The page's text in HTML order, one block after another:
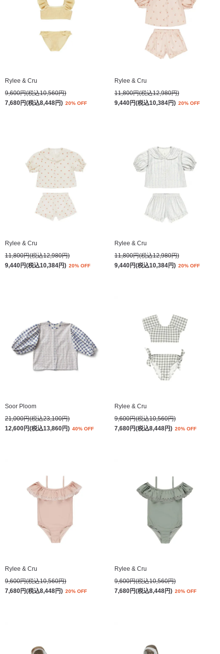
Rylee & Cru
9,600円(税込10,560円)
7,680円(税込8,448円) 20% OFF
Rylee & Cru
11,800円(税込12,980円)
9,440円(税込10,384円) 20% OFF
Rylee & Cru
11,800円(税込12,980円)
9,440円(税込10,384円) 20% OFF
Rylee & Cru
11,800円(税込12,980円)
9,440円(税込10,384円) 20% OFF
Soor Ploom
21,000円(税込23,100円)
12,600円(税込13,860円) 40% OFF
Rylee & Cru
9,600円(税込10,560円)
7,680円(税込8,448円) 20% OFF
Rylee & Cru
9,600円(税込10,560円)
7,680円(税込8,448円) 20% OFF
Rylee & Cru
9,600円(税込10,560円)
7,680円(税込8,448円) 20% OFF